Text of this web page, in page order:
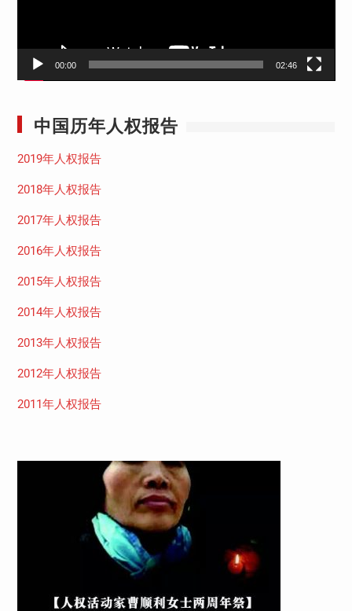
00:00 02:46
中国历年人权报告
2019年人权报告
2018年人权报告
2017年人权报告
2016年人权报告
2015年人权报告
2014年人权报告
2013年人权报告
2012年人权报告
2011年人权报告